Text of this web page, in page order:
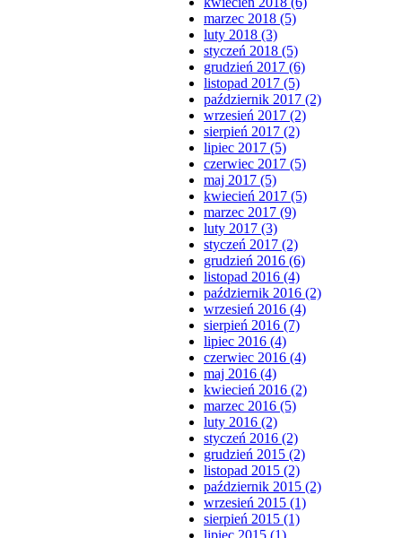
marzec 2018 (5)
luty 2018 (3)
styczeń 2018 (5)
grudzień 2017 (6)
listopad 2017 (5)
październik 2017 (2)
wrzesień 2017 (2)
sierpień 2017 (2)
lipiec 2017 (5)
czerwiec 2017 (5)
maj 2017 (5)
kwiecień 2017 (5)
marzec 2017 (9)
luty 2017 (3)
styczeń 2017 (2)
grudzień 2016 (6)
listopad 2016 (4)
październik 2016 (2)
wrzesień 2016 (4)
sierpień 2016 (7)
lipiec 2016 (4)
czerwiec 2016 (4)
maj 2016 (4)
kwiecień 2016 (2)
marzec 2016 (5)
luty 2016 (2)
styczeń 2016 (2)
grudzień 2015 (2)
listopad 2015 (2)
październik 2015 (2)
wrzesień 2015 (1)
sierpień 2015 (1)